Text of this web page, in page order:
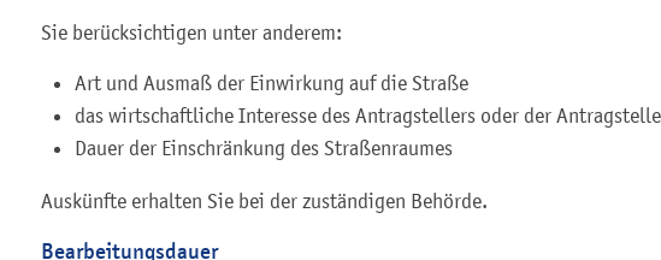
Sie berücksichtigen unter anderem:
Art und Ausmaß der Einwirkung auf die Straße
das wirtschaftliche Interesse des Antragstellers oder der
Dauer der Einschränkung des Straßenraumes
Auskünfte erhalten Sie bei der zuständigen Behörde.
Bearbeitungsdauer